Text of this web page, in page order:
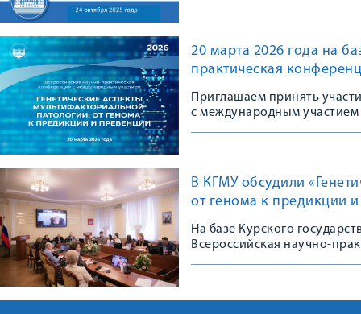
20 марта 2026 года на
практическая
Приглашаем принять
с международным участием
В КГМУ обсудили
от генома к предикции
На базе Курского
Всероссийская научно-